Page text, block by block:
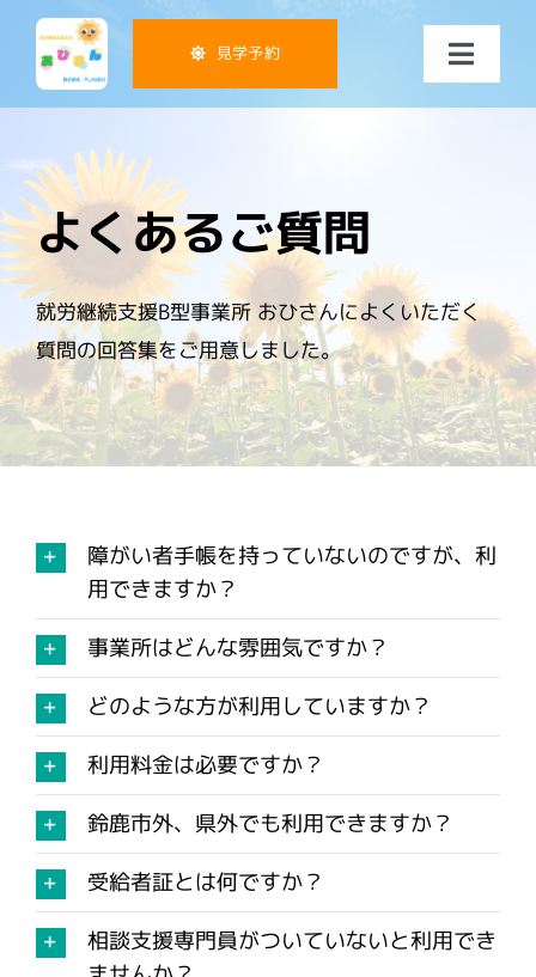
Skip
content
ご利用案内
サービス
事業所紹介
Q&A
アクセス
見学予約
よくあるご質問
就労継続支援B型事業所 おひさんによくいただく
質問の回答集をご用意しました。
障がい者手帳を持っていないのですが、利
用できますか？
事業所はどんな雰囲気ですか？
どのような方が利用していますか？
利用料金は必要ですか？
鈴鹿市外、県外でも利用できますか？
受給者証とは何ですか？
相談支援専門員がついていないと利用でき